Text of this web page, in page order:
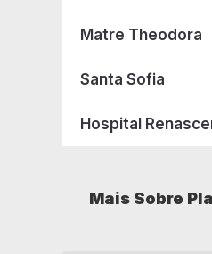
Matre Theodora
Santa Sofia
Hospital
Mais Sobre